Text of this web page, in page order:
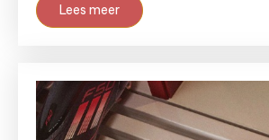
Lees meer